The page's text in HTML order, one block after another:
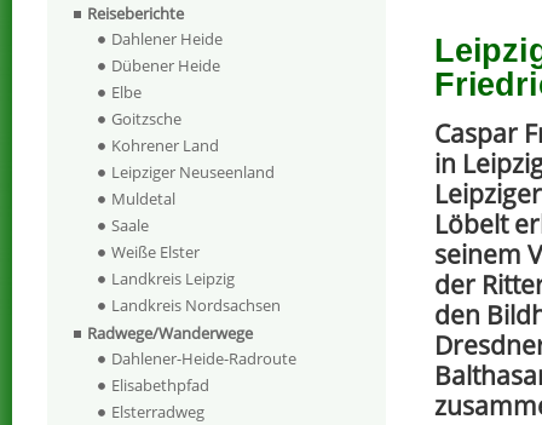
Caspar
in
Löbelt
seinem
der
den
Reiseberichte
Dahlener Heide
Dübener Heide
Elbe
Goitzsche
Kohrener Land
Leipziger Neuseenland
Muldetal
Saale
Weiße Elster
Landkreis Leipzig
Landkreis Nordsachsen
Radwege/Wanderwege
Dahlener-Heide-Radroute
Elisabethpfad
Elsterradweg